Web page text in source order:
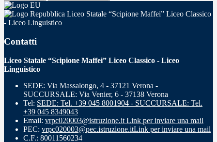
Liceo Statale “Scipione Maffei” Liceo Classico
- Liceo Linguistico
Contatti
Liceo Statale “Scipione Maffei” Liceo Classico - Liceo
Linguistico
SEDE: Via Massalongo, 4 - 37121 Verona -
SUCCURSALE: Via Venier, 6 - 37138 Verona
Tel: SEDE: Tel. +39 045 8001904 - SUCCURSALE: Tel.
+39 045 8349043
Email: vrpc020003@istruzione.it Link per inviare una mail
PEC: vrpc020003@pec.istruzione.itLink per inviare una mail
C.F.: 80011560234